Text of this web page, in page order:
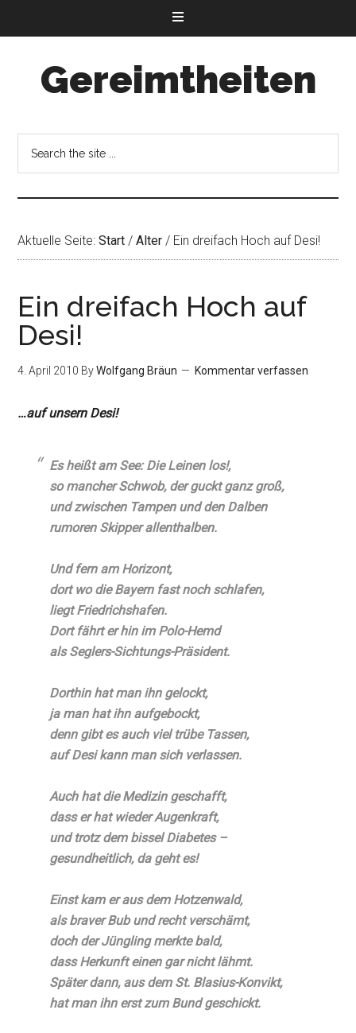
Gereimtheiten
Aktuelle Seite:Start / Alter / Ein dreifach Hoch auf Desi!
Ein dreifach Hoch auf
Desi!
4. April 2010 ByWolfgang Bräun Kommentar verfassen
…auf unsern Desi!
Es heißt am See: Die Leinen los!,
so mancher Schwob, der guckt ganz groß,
und zwischen Tampen und den Dalben
rumoren Skipper allenthalben.
Und fern am Horizont,
dort wo die Bayern fast noch schlafen,
liegt Friedrichshafen.
Dort fährt er hin im Polo-Hemd
als Seglers-Sichtungs-Präsident.
Dorthin hat man ihn gelockt,
ja man hat ihn aufgebockt,
denn gibt es auch viel trübe Tassen,
auf Desi kann man sich verlassen.
Auch hat die Medizin geschafft,
dass er hat wieder Augenkraft,
und trotz dem bissel Diabetes –
gesundheitlich, da geht es!
Einst kam er aus dem Hotzenwald,
als braver Bub und recht verschämt,
doch der Jüngling merkte bald,
dass Herkunft einen gar nicht lähmt.
Später dann, aus dem St. Blasius-Konvikt,
hat man ihn erst zum Bund geschickt.